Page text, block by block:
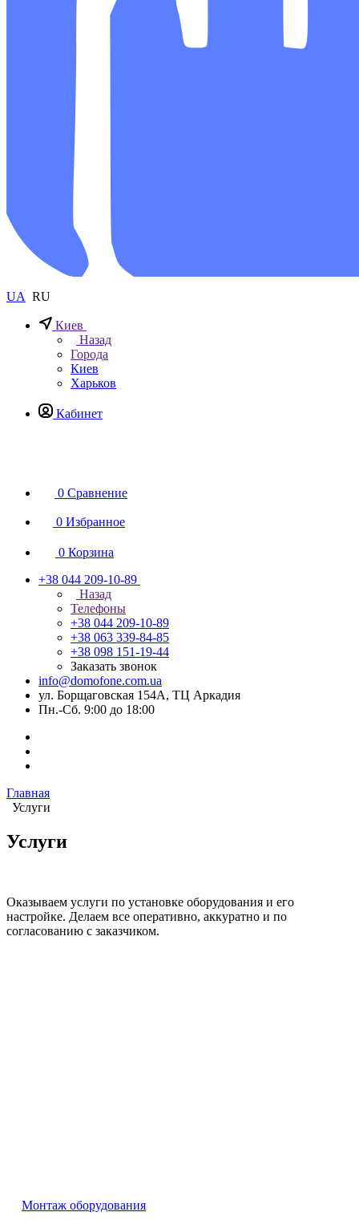
UA RU
Киев
Назад
Города
Киев
Харьков
Кабинет
0 Сравнение
0 Избранное
0 Корзина
+38 044 209-10-89
Назад
Телефоны
+38 044 209-10-89
+38 063 339-84-85
+38 098 151-19-44
Заказать звонок
info@domofone.com.ua
ул. Борщаговская 154А, ТЦ Аркадия
Пн.-Сб. 9:00 до 18:00
Главная
Услуги
Услуги
Оказываем услуги по установке оборудования и его
настройке. Делаем все оперативно, аккуратно и по
согласованию с заказчиком.
Монтаж оборудования